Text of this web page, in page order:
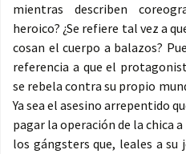
mientras describen
heroico? ¿Se refiere tal vez a
cosan el cuerpo a balazos?
referencia a que el
se rebela contra su propio
Ya sea el asesino arrepentido
pagar la operación de la chica
los gángsters que, leales a